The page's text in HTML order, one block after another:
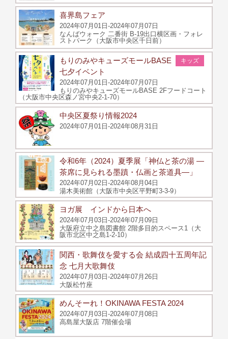
喜界島フェア
2024年07月01日-2024年07月07日
なんばウォーク 二番街 B-19出口横区画・フォレ
ストパーク（大阪市中央区千日前）
キッズ
もりのみやキューズモールBASE
七夕イベント
2024年07月01日-2024年07月07日
もりのみやキューズモールBASE 2Fフードコート
（大阪市中央区森ノ宮中央2-1-70）
中央区夏祭り情報2024
2024年07月01日-2024年08月31日
令和6年（2024）夏季展「神仏と茶の湯 ―
茶席に見られる墨蹟・仏画と茶道具―」
2024年07月02日-2024年08月04日
湯木美術館（大阪市中央区平野町3-3-9）
ヨガ展 インドから日本へ
2024年07月03日-2024年07月09日
大阪府立中之島図書館 2階多目的スペース1（大
阪市北区中之島1-2-10）
関西・歌舞伎を愛する会 結成四十五周年記
念 七月大歌舞伎
2024年07月03日-2024年07月26日
大阪松竹座
めんそーれ！OKINAWA FESTA 2024
2024年07月03日-2024年07月08日
高島屋大阪店 7階催会場